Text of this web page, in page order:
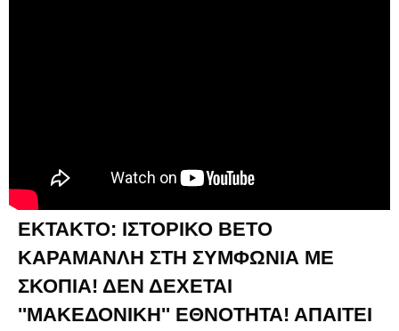
ΕΚΤΑΚΤΟ: ΙΣΤΟΡΙΚΟ ΒΕΤΟ
ΚΑΡΑΜΑΝΛΗ ΣΤΗ ΣΥΜΦΩΝΙΑ ΜΕ
ΣΚΟΠΙΑ! ΔΕΝ ΔΕΧΕΤΑΙ
''ΜΑΚΕΔΟΝΙΚΗ'' ΕΘΝΟΤΗΤΑ! ΑΠΑΙΤΕΙ